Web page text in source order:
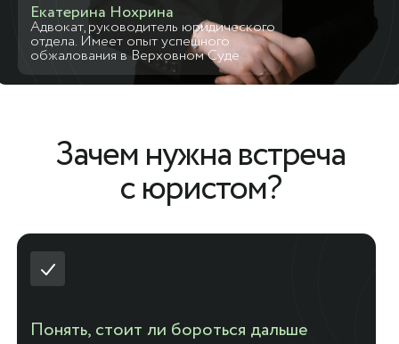
Адвокат, руководитель юридического
отдела. Имеет опыт успешного
обжалования в Верховном Суде
Екатерина Нохрина
Зачем нужна встреча
с юристом?
Понять, стоит ли бороться дальше